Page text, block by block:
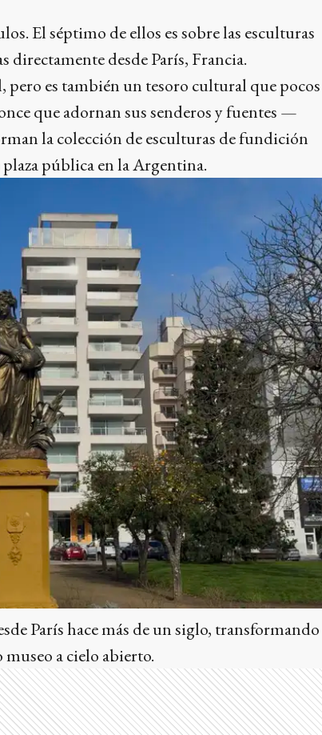
El séptimo de ellos es sobre las esculturas
directamente desde París, Francia.
pero es también un tesoro cultural que pocos
que adornan sus senderos y fuentes —
la colección de esculturas de fundición
plaza pública en la Argentina.
París hace más de un siglo, transformando
a cielo abierto.